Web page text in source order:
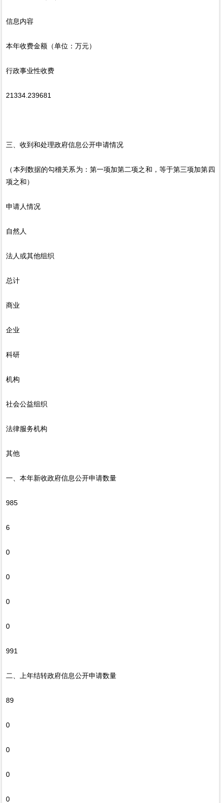
信息内容
本年收费金额（单位：万元）
行政事业性收费
21334.239681
三、收到和处理政府信息公开申请情况
（本列数据的勾稽关系为：第一项加第二项之和，等于第三项加第四
项之和）
申请人情况
自然人
法人或其他组织
总计
商业
企业
科研
机构
社会公益组织
法律服务机构
其他
一、本年新收政府信息公开申请数量
985
6
0
0
0
0
991
二、上年结转政府信息公开申请数量
89
0
0
0
0